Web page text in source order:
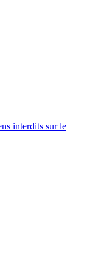
interdits sur le